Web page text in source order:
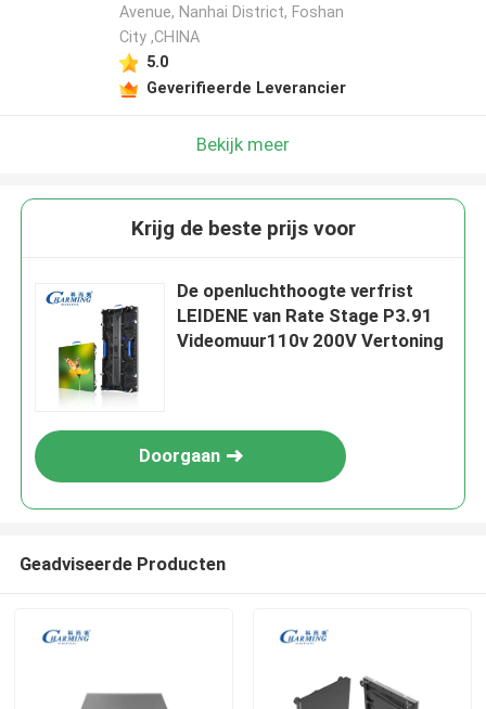
Avenue, Nanhai District, Foshan
City ,CHINA
5.0
Geverifieerde Leverancier
Bekijk meer
Krijg de beste prijs voor
De openluchthoogte verfrist
LEIDENE van Rate Stage P3.91
Videomuur110v 200V Vertoning
Doorgaan
Geadviseerde Producten